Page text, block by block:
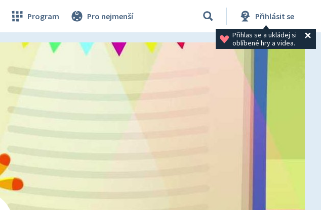
Program Pro nejmenší Přihlásit se
Přihlas se a ukládej si
oblíbené hry a videa.